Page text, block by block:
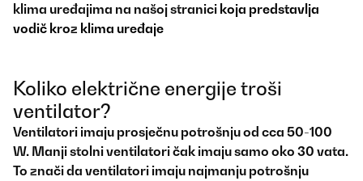
klima uređajima na našoj stranici koja predstavlja
vodič kroz klima uređaje
Koliko električne energije troši
ventilator?
Ventilatori imaju prosječnu potrošnju od cca 50-100
W. Manji stolni ventilatori čak imaju samo oko 30 vata.
To znači da ventilatori imaju najmanju potrošnju